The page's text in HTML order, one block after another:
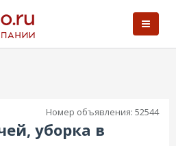
Номер объявления: 52544
уборка в